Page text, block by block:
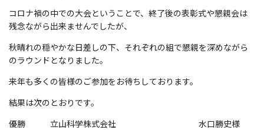
コロナ禍の中での大会ということで、終了後の表彰式や懇親会は
残念ながら出来ませんでしたが、
秋晴れの穏やかな日差しの下、それぞれの組で懇親を深めながら
のラウンドとなりました。
来年も多くの皆様のご参加をお待ちしております。
結果は次のとおりです。
優勝 立山科学株式会社 水口勝史様